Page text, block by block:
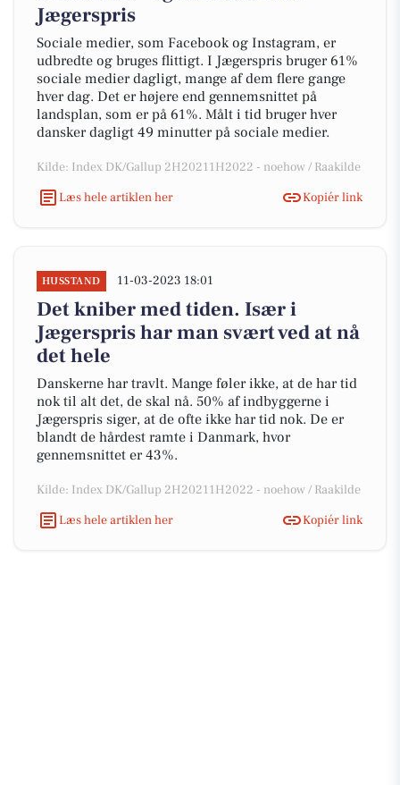
Jægerspris
Sociale medier, som Facebook og Instagram, er
udbredte og bruges flittigt. I Jægerspris bruger 61%
sociale medier dagligt, mange af dem flere gange
hver dag. Det er højere end gennemsnittet på
landsplan, som er på 61%. Målt i tid bruger hver
dansker dagligt 49 minutter på sociale medier.
Kilde: Index DK/Gallup 2H20211H2022 - noehow / Raakilde
Læs hele artiklen her
Kopiér link
HUSSTAND 11-03-2023 18:01
Det kniber med tiden. Især i
Jægerspris har man svært ved at nå
det hele
Danskerne har travlt. Mange føler ikke, at de har tid
nok til alt det, de skal nå. 50% af indbyggerne i
Jægerspris siger, at de ofte ikke har tid nok. De er
blandt de hårdest ramte i Danmark, hvor
gennemsnittet er 43%.
Kilde: Index DK/Gallup 2H20211H2022 - noehow / Raakilde
Læs hele artiklen her
Kopiér link